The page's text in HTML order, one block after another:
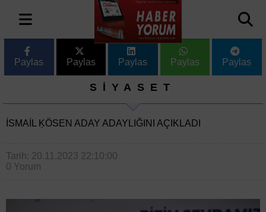
Paylas Paylas Paylas Paylas Paylas
SİYASET
İSMAIL ĶÖSEN ADAY ADAYLIĞINI AÇIKLADI
Tarih: 20.11.2023 22:10:00
0 Yorum